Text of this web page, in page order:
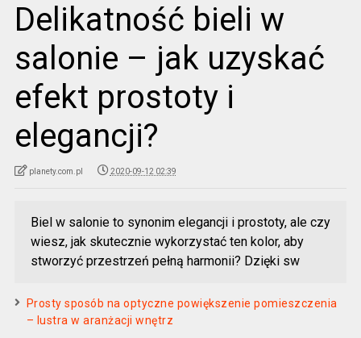
Delikatność bieli w
salonie – jak uzyskać
efekt prostoty i
elegancji?
planety.com.pl 2020-09-12 02:39
Biel w salonie to synonim elegancji i prostoty, ale czy
wiesz, jak skutecznie wykorzystać ten kolor, aby
stworzyć przestrzeń pełną harmonii? Dzięki sw
Prosty sposób na optyczne powiększenie pomieszczenia
– lustra w aranżacji wnętrz